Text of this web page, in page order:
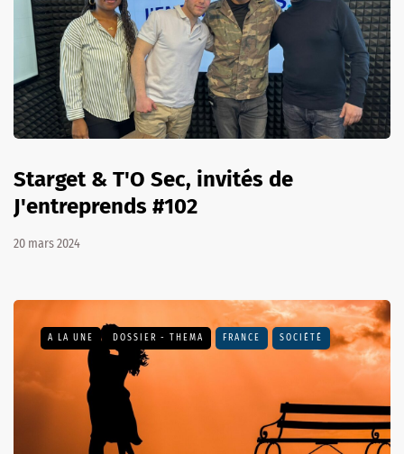
Starget & T'O Sec, invités de
J'entreprends #102
20 mars 2024
A LA UNE DOSSIER - THEMA FRANCE SOCIÉTÉ